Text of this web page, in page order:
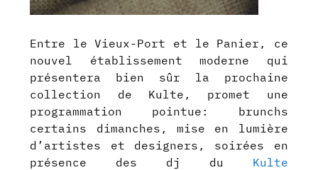
Entre le Vieux-Port et le Panier, ce
nouvel établissement moderne qui
présentera bien sûr la prochaine
collection de Kulte, promet une
programmation pointue: brunchs
certains dimanches, mise en lumière
d’artistes et designers, soirées en
présence des dj du Kulte